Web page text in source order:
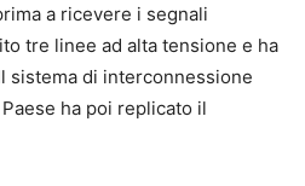
a ricevere i segnali
tre linee ad alta tensione e ha
sistema di interconnessione
ha poi replicato il